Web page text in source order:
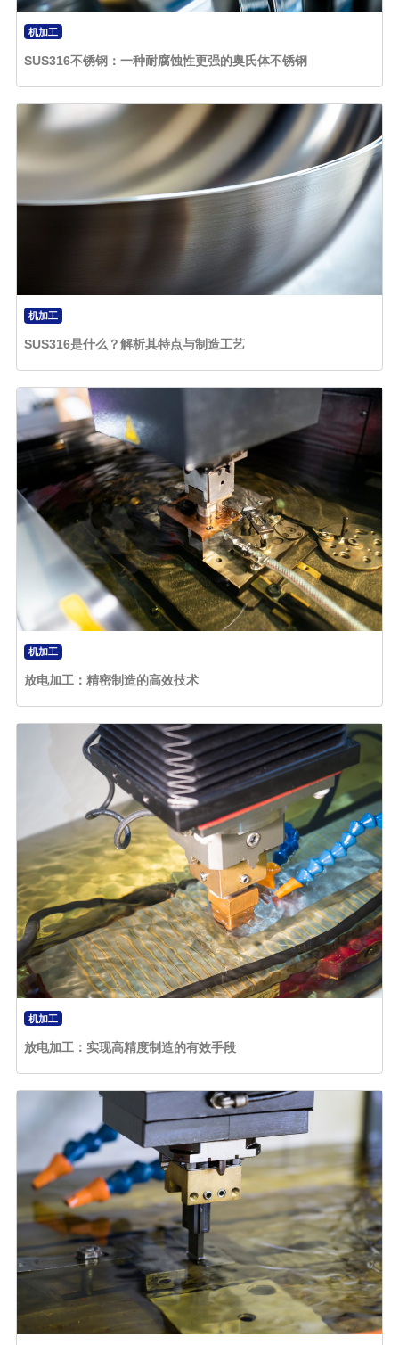
机加工
SUS316不锈钢：一种耐腐蚀性更强的奥氏体不锈钢
机加工
SUS316是什么？解析其特点与制造工艺
机加工
放电加工：精密制造的高效技术
机加工
放电加工：实现高精度制造的有效手段